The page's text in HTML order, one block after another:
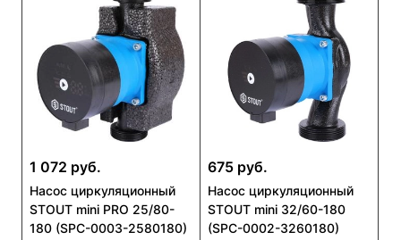
1 072 руб.
Насос циркуляционный
STOUT mini PRO 25/80-
180 (SPC-0003-2580180)
675 руб.
Насос циркуляционный
STOUT mini 32/60-180
(SPC-0002-3260180)